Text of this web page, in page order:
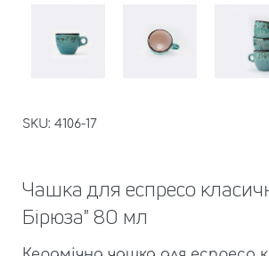
SKU: 4106-17
Чашка для еспресо
Бірюза" 80 мл